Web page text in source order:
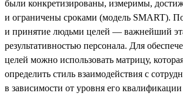
были конкретизированы, измеримы,
и ограничены сроками (модель SMART).
и принятие людьми целей — важнейший
результативностью персонала. Для
целей можно использовать матрицу,
определить стиль взаимодействия с
в зависимости от уровня его